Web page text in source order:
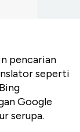
pencarian
seperti
Google
serupa.